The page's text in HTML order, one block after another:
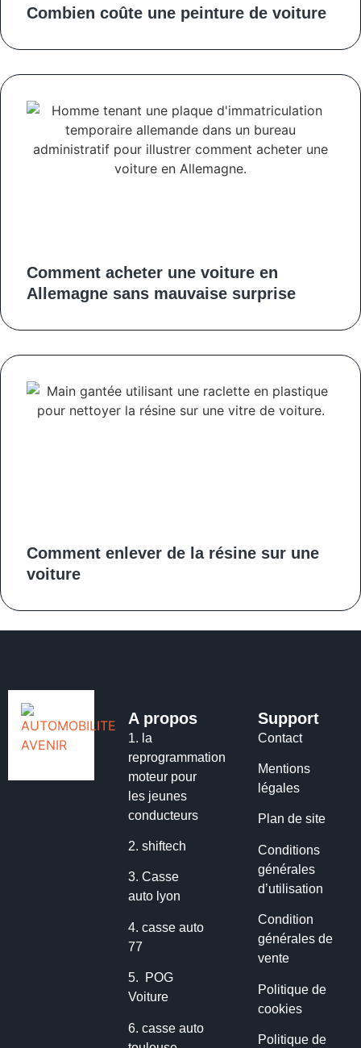
Combien coûte une peinture de voiture
Comment acheter une voiture en
Allemagne sans mauvaise surprise
Comment enlever de la résine sur une
voiture
A propos
1. la
reprogrammation
moteur pour
les jeunes
conducteurs
2.shiftech
3.Casse
auto lyon
4.casse auto
77
5. POG
Voiture
6.casse auto
Support
Contact
Mentions
légales
Plan de site
Conditions
générales
d’utilisation
Condition
générales de
vente
Politique de
cookies
Politique de